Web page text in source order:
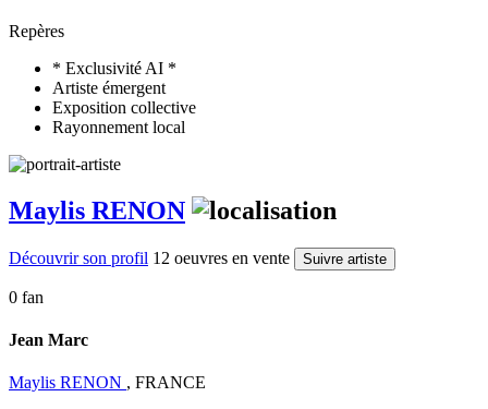
Repères
* Exclusivité AI *
Artiste émergent
Exposition collective
Rayonnement local
Maylis RENON
Découvrir son profil 12 oeuvres en vente Suivre artiste
0 fan
Jean Marc
Maylis RENON , FRANCE